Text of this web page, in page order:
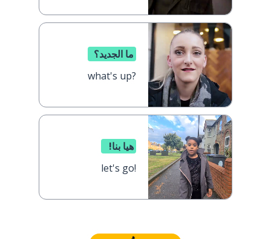
ما الجديد؟
what's up?
هيا بنا!
let's go!